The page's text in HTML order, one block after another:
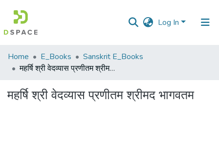
Log In
Communities
&
All of DSpace
Home E_Books
Sanskrit E_Books
महर्षि श्री वेदव्यास प्रणीतम श्रीमद भागवतम
महर्षि श्री वेदव्यास प्रणीतम श्रीमद भागवतम